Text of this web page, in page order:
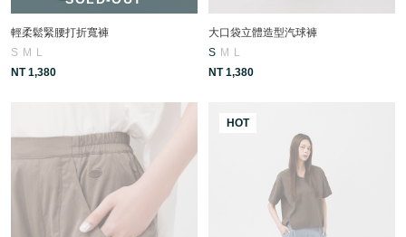
輕柔鬆緊腰打折寬褲
S M
L
NT 1,380
大口袋立體造型汽球褲
S M
L
NT 1,380
HOT